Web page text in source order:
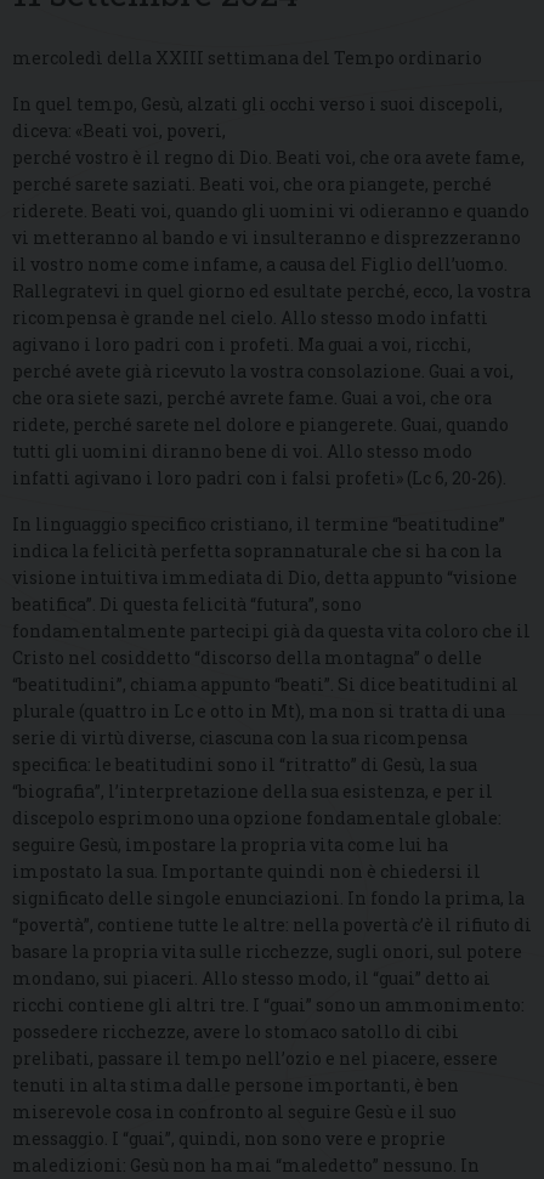
mercoledì della XXIII settimana del Tempo ordinario
In quel tempo, Gesù, alzati gli occhi verso i suoi discepoli,
diceva: «Beati voi, poveri,
perché vostro è il regno di Dio. Beati voi, che ora avete fame,
perché sarete saziati. Beati voi, che ora piangete, perché
riderete. Beati voi, quando gli uomini vi odieranno e quando
vi metteranno al bando e vi insulteranno e disprezzeranno
il vostro nome come infame, a causa del Figlio dell’uomo.
Rallegratevi in quel giorno ed esultate perché, ecco, la vostra
ricompensa è grande nel cielo. Allo stesso modo infatti
agivano i loro padri con i profeti. Ma guai a voi, ricchi,
perché avete già ricevuto la vostra consolazione. Guai a voi,
che ora siete sazi, perché avrete fame. Guai a voi, che ora
ridete, perché sarete nel dolore e piangerete. Guai, quando
tutti gli uomini diranno bene di voi. Allo stesso modo
infatti agivano i loro padri con i falsi profeti» (Lc 6, 20-26).
In linguaggio specifico cristiano, il termine “beatitudine”
indica la felicità perfetta soprannaturale che si ha con la
visione intuitiva immediata di Dio, detta appunto “visione
beatifica”. Di questa felicità “futura”, sono
fondamentalmente partecipi già da questa vita coloro che il
Cristo nel cosiddetto “discorso della montagna” o delle
“beatitudini”, chiama appunto “beati”. Si dice beatitudini al
plurale (quattro in Lc e otto in Mt), ma non si tratta di una
serie di virtù diverse, ciascuna con la sua ricompensa
specifica: le beatitudini sono il “ritratto” di Gesù, la sua
“biografia”, l’interpretazione della sua esistenza, e per il
discepolo esprimono una opzione fondamentale globale:
seguire Gesù, impostare la propria vita come lui ha
impostato la sua. Importante quindi non è chiedersi il
significato delle singole enunciazioni. In fondo la prima, la
“povertà”, contiene tutte le altre: nella povertà c’è il rifiuto di
basare la propria vita sulle ricchezze, sugli onori, sul potere
mondano, sui piaceri. Allo stesso modo, il “guai” detto ai
ricchi contiene gli altri tre. I “guai” sono un ammonimento:
possedere ricchezze, avere lo stomaco satollo di cibi
prelibati, passare il tempo nell’ozio e nel piacere, essere
tenuti in alta stima dalle persone importanti, è ben
miserevole cosa in confronto al seguire Gesù e il suo
messaggio. I “guai”, quindi, non sono vere e proprie
maledizioni: Gesù non ha mai “maledetto” nessuno. In